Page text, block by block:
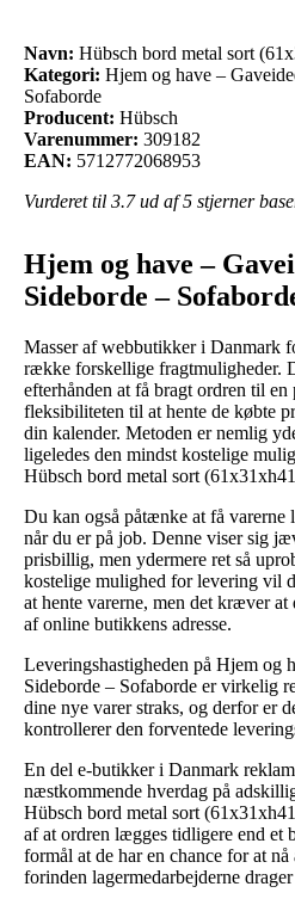
Navn: Hübsch bord metal sort
Kategori: Hjem og have –
Sofaborde
Producent: Hübsch
Varenummer: 309182
EAN: 5712772068953
Vurderet til 3.7ud af 5 stjerner
Hjem og have –
Sideborde –
Masser af webbutikker i Danmark
række forskellige fragtmuligheder.
efterhånden at få bragt ordren til
fleksibiliteten til at hente de købte
din kalender. Metoden er nemlig
ligeledes den mindst kostelige
Hübsch bord metal sort
Du kan også påtænke at få
når du er på job. Denne viser sig
prisbillig, men ydermere ret så
kostelige mulighed for levering vil
at hente varerne, men det kræver
af online butikkens adresse.
Leveringshastigheden på Hjem og
Sideborde – Sofaborde er virkelig
dine nye varer straks, og derfor er
kontrollerer den forventede
En del e-butikker i Danmark
næstkommende hverdag på
Hübsch bord metal sort
af at ordren lægges tidligere end et
formål at de har en chance for at
forinden lagermedarbejderne